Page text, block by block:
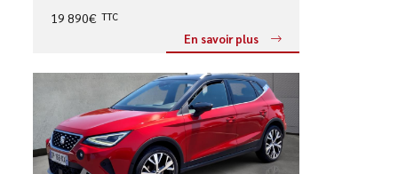
19 890€ TTC
En savoir plus